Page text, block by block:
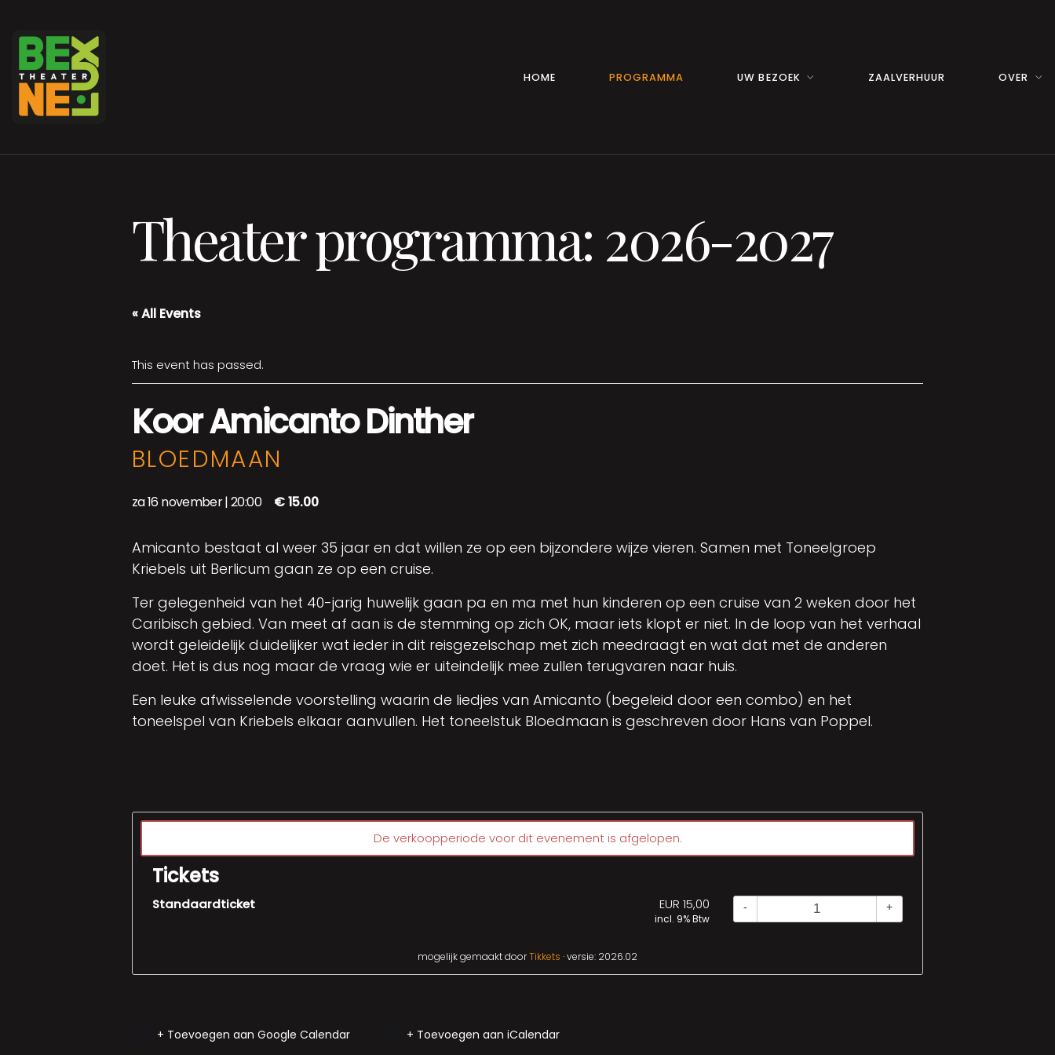
HOME PROGRAMMA UW BEZOEK ZAALVERHUUR OVER
Theater programma: 2026-2027
« All Events
This event has passed.
Koor Amicanto Dinther
BLOEDMAAN
za 16 november | 20:00 € 15.00
Amicanto bestaat al weer 35 jaar en dat willen ze op een bijzondere wijze vieren. Samen met Toneelgroep
Kriebels uit Berlicum gaan ze op een cruise.
Ter gelegenheid van het 40-jarig huwelijk gaan pa en ma met hun kinderen op een cruise van 2 weken door het
Caribisch gebied. Van meet af aan is de stemming op zich OK, maar iets klopt er niet. In de loop van het verhaal
wordt geleidelijk duidelijker wat ieder in dit reisgezelschap met zich meedraagt en wat dat met de anderen
doet. Het is dus nog maar de vraag wie er uiteindelijk mee zullen terugvaren naar huis.
Een leuke afwisselende voorstelling waarin de liedjes van Amicanto (begeleid door een combo) en het
toneelspel van Kriebels elkaar aanvullen. Het toneelstuk Bloedmaan is geschreven door Hans van Poppel.
De verkoopperiode voor dit evenement is afgelopen.
Tickets
Standaardticket EUR 15,00
incl. 9% Btw
- +
mogelijk gemaakt doorTikkets · versie: 2026.02
+ Toevoegen aan Google Calendar + Toevoegen aan iCalendar